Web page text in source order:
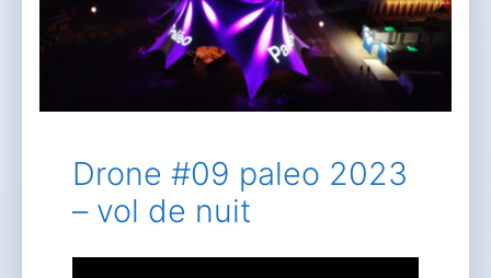
Drone #09 paleo 2023
– vol de nuit